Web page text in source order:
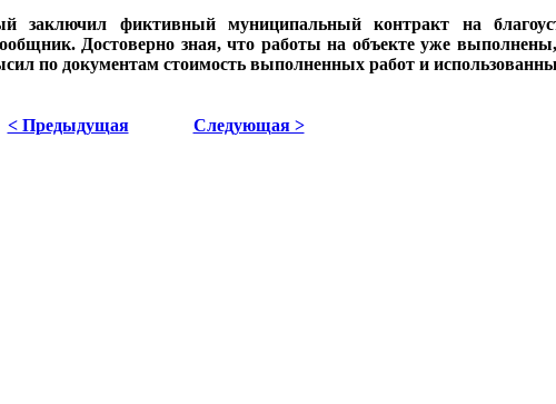
заключил фиктивный муниципальный контракт на
Достоверно зная, что работы на объекте уже
по документам стоимость выполненных работ и
< Предыдущая Следующая >